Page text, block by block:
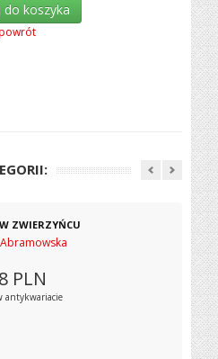
do koszyka
ZWIERZYŃCU
PLN
antykwariacie